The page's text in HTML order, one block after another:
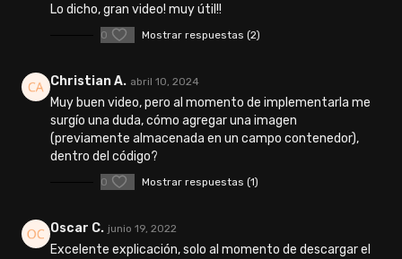
Lo dicho, gran video! muy útil!!
0 Mostrar respuestas (2)
Christian A. abril 10, 2024
Muy buen video, pero al momento de implementarla me
surgío una duda, cómo agregar una imagen
(previamente almacenada en un campo contenedor),
dentro del código?
0 Mostrar respuestas (1)
Oscar C. junio 19, 2022
Excelente explicación, solo al momento de descargar el